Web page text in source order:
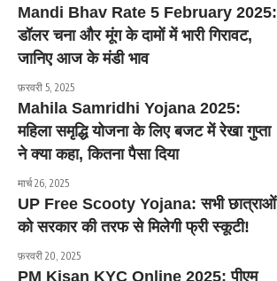
Mandi Bhav Rate 5 February 2025:
डॉलर चना और मूंग के दामों में भारी गिरावट,
जानिए आज के मंडी भाव
फ़रवरी 5, 2025
Mahila Samridhi Yojana 2025:
महिला समृद्धि योजना के लिए बजट में रेखा गुप्ता
ने क्या कहा, कितना पैसा दिया
मार्च 26, 2025
UP Free Scooty Yojana: सभी छात्राओं
को सरकार की तरफ से मिलेगी फ्री स्कूटी!
फ़रवरी 20, 2025
PM Kisan KYC Online 2025: पीएम